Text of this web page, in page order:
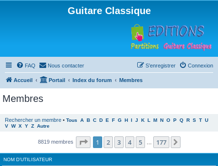
Guitare Classique
FAQ Nous contacter Connexion
S’enregistrer
Accueil Portail Index du forum Membres
Membres
Rechercher un membre • Tous A B C D E F G H I J K L M N O P Q R S T U
V W X Y Z Autre
8819 membres Page 1sur177
1 2 3 4 5 177
NOM D’UTILISATEUR